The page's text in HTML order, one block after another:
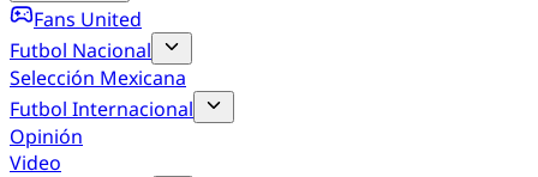
Fans United
Futbol Nacional
Selección Mexicana
Futbol Internacional
Opinión
Video